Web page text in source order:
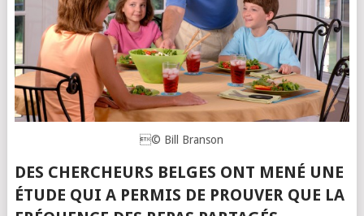
© Bill Branson
DES CHERCHEURS BELGES ONT MENÉ UNE
ÉTUDE QUI A PERMIS DE PROUVER QUE LA